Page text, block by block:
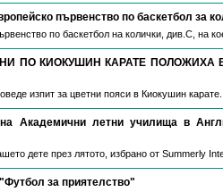
първенство по баскетбол за
по баскетбол на колички, див.С, на
ПО КИОКУШИН КАРАТЕ ПОЛОЖИХА
изпит за цветни пояси в Киокушин
Академични летни училища в
дете през лятото, избрано от Summerly
за приятелство"